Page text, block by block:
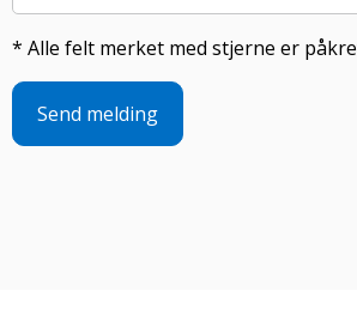
* Alle felt merket med stjerne er